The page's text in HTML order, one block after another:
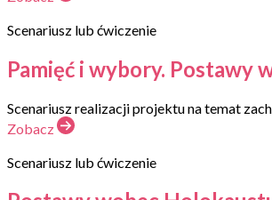
Scenariusz lub ćwiczenie
Pamięć i wybory. Postawy
Scenariusz realizacji projektu na temat
Zobacz
Scenariusz lub ćwiczenie